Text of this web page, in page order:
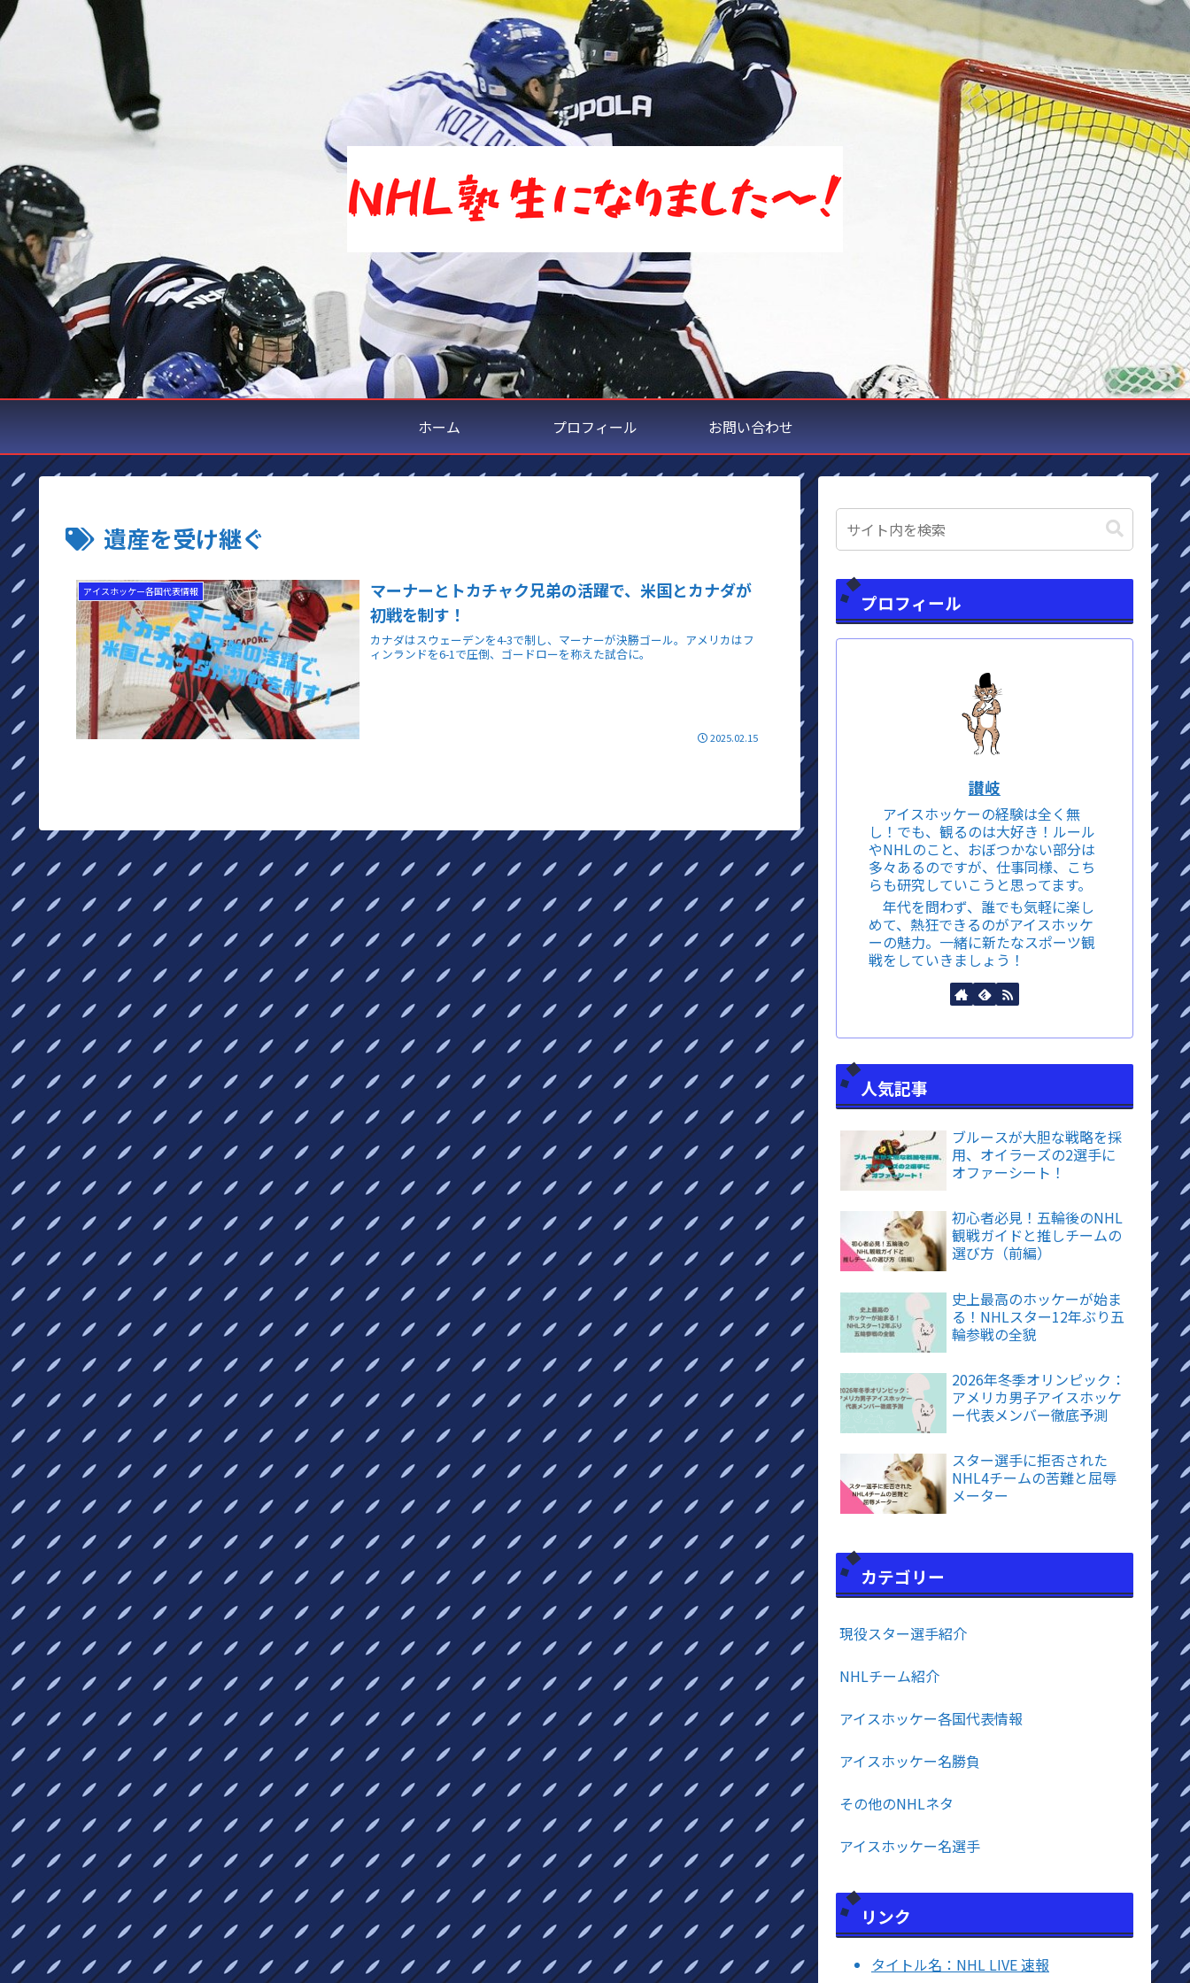
ホーム プロフィール お問い合わせ
遺産を受け継ぐ
アイスホッケー各国代表情報
マーナーとトカチャク兄弟の活躍で、米国とカナダが
初戦を制す！
カナダはスウェーデンを4-3で制し、マーナーが決勝ゴール。アメリカはフ
ィンランドを6-1で圧倒、ゴードローを称えた試合に。
2025.02.15
プロフィール
讃岐
アイスホッケーの経験は全く無
し！でも、観るのは大好き！ルール
やNHLのこと、おぼつかない部分は
多々あるのですが、仕事同様、こち
らも研究していこうと思ってます。
年代を問わず、誰でも気軽に楽し
めて、熱狂できるのがアイスホッケ
ーの魅力。一緒に新たなスポーツ観
戦をしていきましょう！
人気記事
ブルースが大胆な戦略を採
用、オイラーズの2選手に
オファーシート！
初心者必見！五輪後のNHL
観戦ガイドと推しチームの
選び方（前編）
史上最高のホッケーが始ま
る！NHLスター12年ぶり五
輪参戦の全貌
2026年冬季オリンピック：
アメリカ男子アイスホッケ
ー代表メンバー徹底予測
スター選手に拒否された
NHL4チームの苦難と屈辱
メーター
カテゴリー
現役スター選手紹介
NHLチーム紹介
アイスホッケー各国代表情報
アイスホッケー名勝負
その他のNHLネタ
アイスホッケー名選手
リンク
タイトル名：NHL LIVE 速報